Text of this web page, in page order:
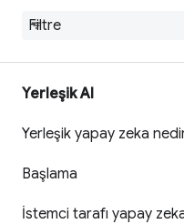
Yerleşik AI
Yerleşik yapay zeka
Başlama
İstemci tarafı yapay